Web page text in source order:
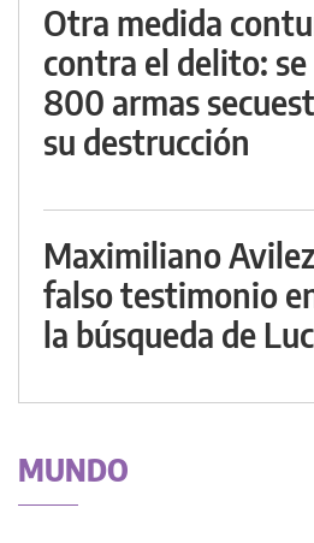
Otra medida
contra el delito:
800 armas
su destrucción
Maximiliano
falso testimonio
la búsqueda de
MUNDO